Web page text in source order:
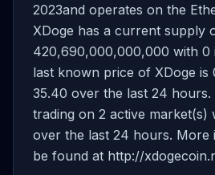
2023and operates on the
XDoge has a current supply
420,690,000,000,000 with 0
last known price of XDoge is
35.40 over the last 24
trading on 2 active market(s)
over the last 24 hours. More
be found at http://